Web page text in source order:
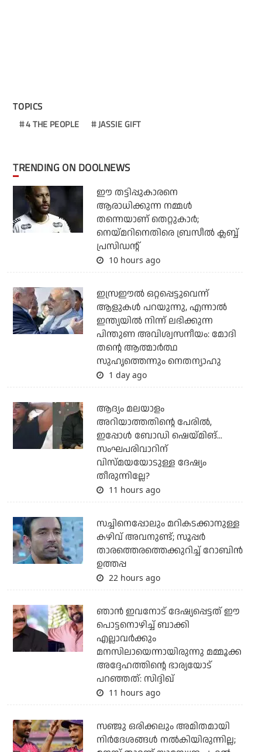
TOPICS
4 THE PEOPLE JASSIE GIFT
TRENDING ON DOOLNEWS
ഈ തട്ടിപ്പുകാരനെ
ആരാധിക്കുന്ന നമ്മള്‍
തന്നെയാണ് തെറ്റുകാര്‍;
നെയ്മറിനെതിരെ ബ്രസീല്‍ ക്ലബ്ബ്
പ്രസിഡന്റ്
10 hours ago
ഇസ്രഈല്‍ ഒറ്റപ്പെട്ടുവെന്ന്
ആളുകള്‍ പറയുന്നു, എന്നാല്‍
ഇന്ത്യയില്‍ നിന്ന് ലഭിക്കുന്ന
പിന്തുണ അവിശ്വസനീയം: മോദി
തന്റെ ആത്മാര്‍ത്ഥ
സുഹൃത്തെന്നും നെതന്യാഹു
1 day ago
ആദ്യം മലയാളം
അറിയാത്തതിന്റെ പേരില്‍,
ഇപ്പോള്‍ ബോഡി ഷെയ്മിങ്...
സംഘപരിവാറിന്
വിസ്മയയോടുള്ള ദേഷ്യം
തീരുന്നില്ലേ?
11 hours ago
സച്ചിനെപ്പോലും മറികടക്കാനുള്ള
കഴിവ് അവനുണ്ട്; സൂപ്പര്‍
താരത്തെരത്തെക്കുറിച്ച് റോബിന്‍
ഉത്തപ്പ
22 hours ago
ഞാന്‍ ഇവനോട് ദേഷ്യപ്പെട്ടത് ഈ
പൊട്ടനൊഴിച്ച് ബാക്കി
എല്ലാവര്‍ക്കും
മനസിലായെന്നായിരുന്നു മമ്മൂക്ക
അദ്ദേഹത്തിന്റെ ഭാര്യയോട്
പറഞ്ഞത്: സിദ്ദിഖ്
11 hours ago
സഞ്ജു ഒരിക്കലും അമിതമായി
നിര്‍ദേശങ്ങള്‍ നല്‍കിയിരുന്നില്ല;